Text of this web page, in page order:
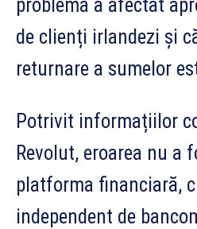
problema a afectat
de clienți irlandezi și
returnare a sumelor
Potrivit informațiilor
Revolut, eroarea nu a
platforma financiară,
independent de